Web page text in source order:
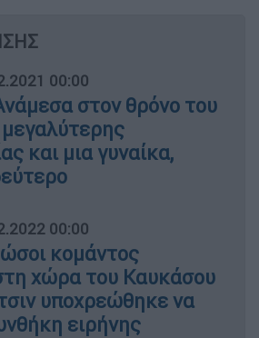
00:00
στον θρόνο του
και μια γυναίκα,
00:00
κομάντος
χώρα του Καυκάσου
υποχρεώθηκε να
ειρήνης